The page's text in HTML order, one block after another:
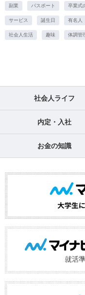
副業 パスポート 卒業式
サービス 誕生日 有名人
社会人生活 趣味 体調管
社会人ライフ
内定・入社
お金の知識